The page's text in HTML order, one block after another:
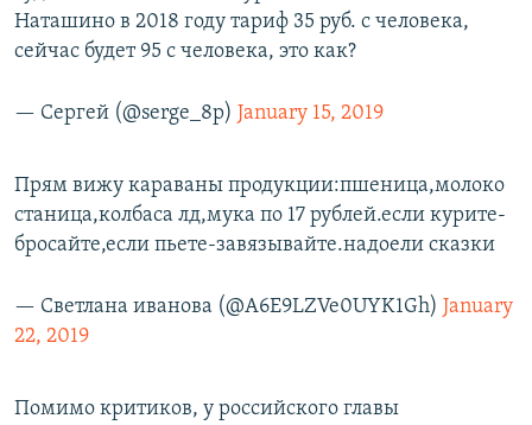
Наташино в 2018 году тариф 35 руб. с человека,
сейчас будет 95 с человека, это как?
— Сергей (@serge_8p) January 15, 2019
Прям вижу караваны продукции:пшеница,молоко
станица,колбаса лд,мука по 17 рублей.если курите-
бросайте,если пьете-завязывайте.надоели сказки
— Светлана иванова (@A6E9LZVe0UYK1Gh) January
22, 2019
Помимо критиков, у российского главы